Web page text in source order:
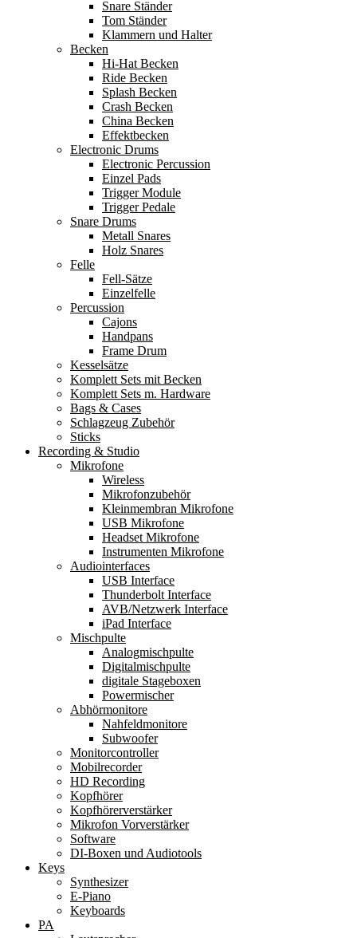
Snare Ständer
Tom Ständer
Klammern und Halter
Becken
Hi-Hat Becken
Ride Becken
Splash Becken
Crash Becken
China Becken
Effektbecken
Electronic Drums
Electronic Percussion
Einzel Pads
Trigger Module
Trigger Pedale
Snare Drums
Metall Snares
Holz Snares
Felle
Fell-Sätze
Einzelfelle
Percussion
Cajons
Handpans
Frame Drum
Kesselsätze
Komplett Sets mit Becken
Komplett Sets m. Hardware
Bags & Cases
Schlagzeug Zubehör
Sticks
Recording & Studio
Mikrofone
Wireless
Mikrofonzubehör
Kleinmembran Mikrofone
USB Mikrofone
Headset Mikrofone
Instrumenten Mikrofone
Audiointerfaces
USB Interface
Thunderbolt Interface
AVB/Netzwerk Interface
iPad Interface
Mischpulte
Analogmischpulte
Digitalmischpulte
digitale Stageboxen
Powermischer
Abhörmonitore
Nahfeldmonitore
Subwoofer
Monitorcontroller
Mobilrecorder
HD Recording
Kopfhörer
Kopfhörerverstärker
Mikrofon Vorverstärker
Software
DI-Boxen und Audiotools
Keys
Synthesizer
E-Piano
Keyboards
PA